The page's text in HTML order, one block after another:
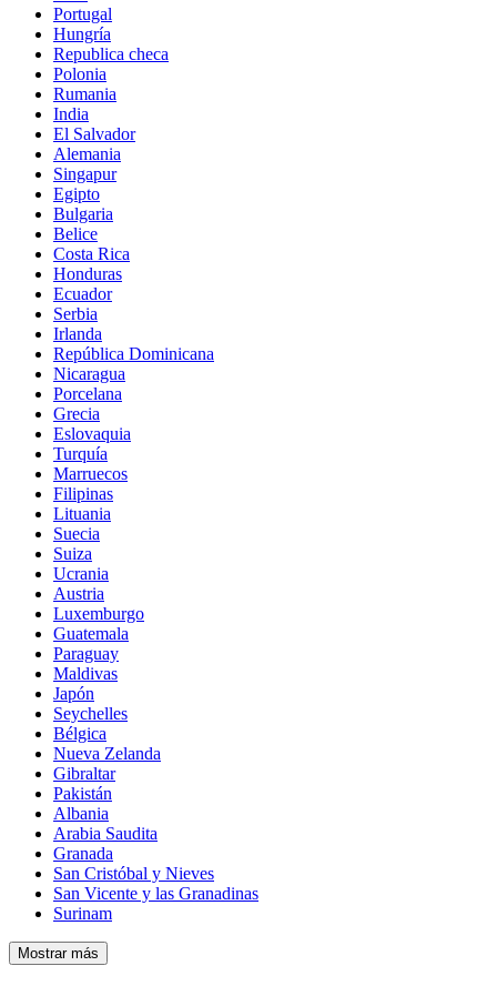
Portugal
Hungría
Republica checa
Polonia
Rumania
India
El Salvador
Alemania
Singapur
Egipto
Bulgaria
Belice
Costa Rica
Honduras
Ecuador
Serbia
Irlanda
República Dominicana
Nicaragua
Porcelana
Grecia
Eslovaquia
Turquía
Marruecos
Filipinas
Lituania
Suecia
Suiza
Ucrania
Austria
Luxemburgo
Guatemala
Paraguay
Maldivas
Japón
Seychelles
Bélgica
Nueva Zelanda
Gibraltar
Pakistán
Albania
Arabia Saudita
Granada
San Cristóbal y Nieves
San Vicente y las Granadinas
Surinam
Mostrar más